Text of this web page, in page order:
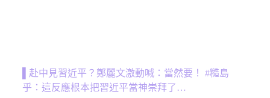
▌赴中見習近平？鄭麗文激動喊：當然要！ #糙島
乎：這反應根本把習近平當神崇拜了…